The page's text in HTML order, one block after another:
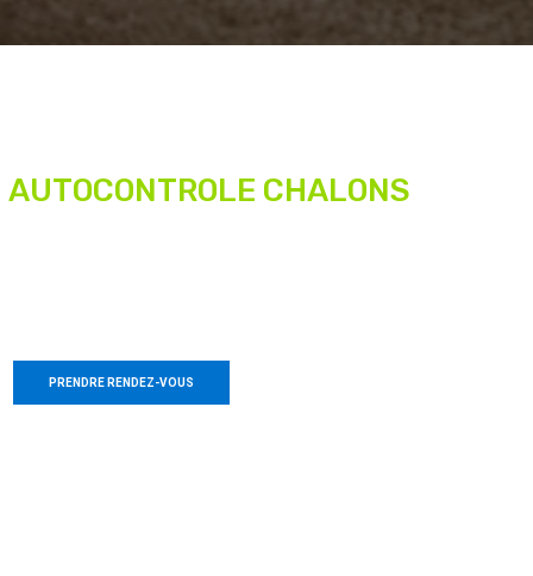
AUTOCONTROLE CHALONS
PRENDRE RENDEZ-VOUS